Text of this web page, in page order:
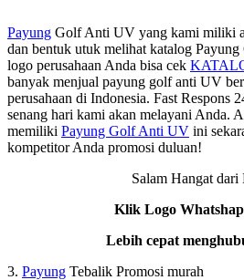
Payung Golf Anti UV yang kami miliki
dan bentuk utuk melihat katalog
logo perusahaan Anda bisa cek
banyak menjual payung golf anti UV
perusahaan di Indonesia. Fast Respons
senang hari kami akan melayani Anda.
memiliki Payung Golf Anti UV ini
kompetitor Anda promosi duluan!
Salam Hangat dari
Klik Logo
Lebih cepat
3. Payung Tebalik Promosi murah